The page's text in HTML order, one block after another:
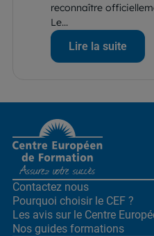
reconnaître
Le...
Lire la suite
Contactez nous
Pourquoi choisir le CEF ?
Les avis sur le Centre
Nos guides formations